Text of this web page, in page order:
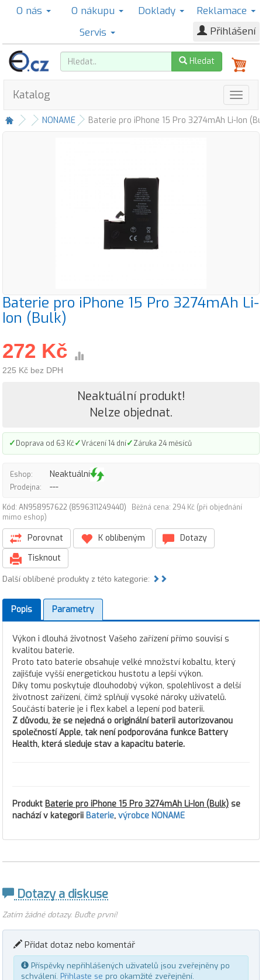
O nás O nákupu Doklady
Reklamace
Servis
Přihlášení
Hledat
Katalog
NONAME Baterie pro iPhone 15 Pro 3274mAh Li-Ion
Baterie pro iPhone 15 Pro 3274mAh Li-
Ion (Bulk)
272 Kč
225 Kč bez DPH
Neaktuální produkt!
Nelze objednat.
✓Doprava od 63 Kč✓Vrácení 14 dní✓Záruka 24 měsíců
Eshop: Neaktuální
Prodejna: ---
Kód: AN958957622 (8596311249440)
Běžná cena: 294 Kč (při objednání
mimo eshop)
Porovnat K oblíbeným
Dotazy
Tisknout
Další oblíbené produkty z této kategorie:
Popis Parametry
Výkon i dlouhá životnost Vašeho zařízení přímo souvisí s
kvalitou baterie.
Proto tato baterie obsahuje velké množství kobaltu, který
zajišťuje vyšší energetickou hustotu a lepší výkon.
Díky tomu poskytuje dlouhodobý výkon, spolehlivost a delší
životnost zařízení, čímž splňují vysoké nároky uživatelů.
Součástí baterie je i flex kabel a lepení pod baterii.
Z důvodu, že se nejedná o originální baterii autorizovanou
společností Apple, tak není podporována funkce Battery
Health, která sleduje stav a kapacitu baterie.
Produkt Baterie pro iPhone 15 Pro 3274mAh Li-Ion (Bulk) se
nachází v kategorii Baterie, výrobce NONAME
Dotazy a diskuse
Zatím žádné dotazy. Buďte první!
Přidat dotaz nebo komentář
Příspěvky nepřihlášených uživatelů jsou zveřejněny po
schválení. Přihlaste se pro okamžité zveřejnění.